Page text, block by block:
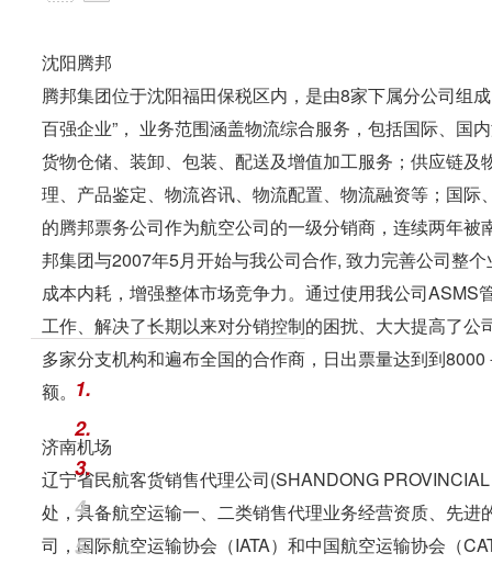
沈阳腾邦
腾邦集团位于沈阳福田保税区内，是由8家下属分公司组
百强企业”， 业务范围涵盖物流综合服务，包括国际、国
货物仓储、装卸、包装、配送及增值加工服务；供应链
理、产品鉴定、物流咨讯、物流配置、物流融资等；国
的腾邦票务公司作为航空公司的一级分销商，连续两年被
邦集团与2007年5月开始与我公司合作, 致力完善公司整
成本内耗，增强整体市场竞争力。通过使用我公司
工作、解决了长期以来对分销控制的困扰、大大提高了
多家分支机构和遍布全国的合作商，日出票量达到到
额。
济南机场
辽宁省民航客货销售代理公司(SHANDONG
处，具备航空运输一、二类销售代理业务经营资质、先
司，国际航空运输协会（IATA）和中国航空运输协会（
1.
2.
3.
4.
5.